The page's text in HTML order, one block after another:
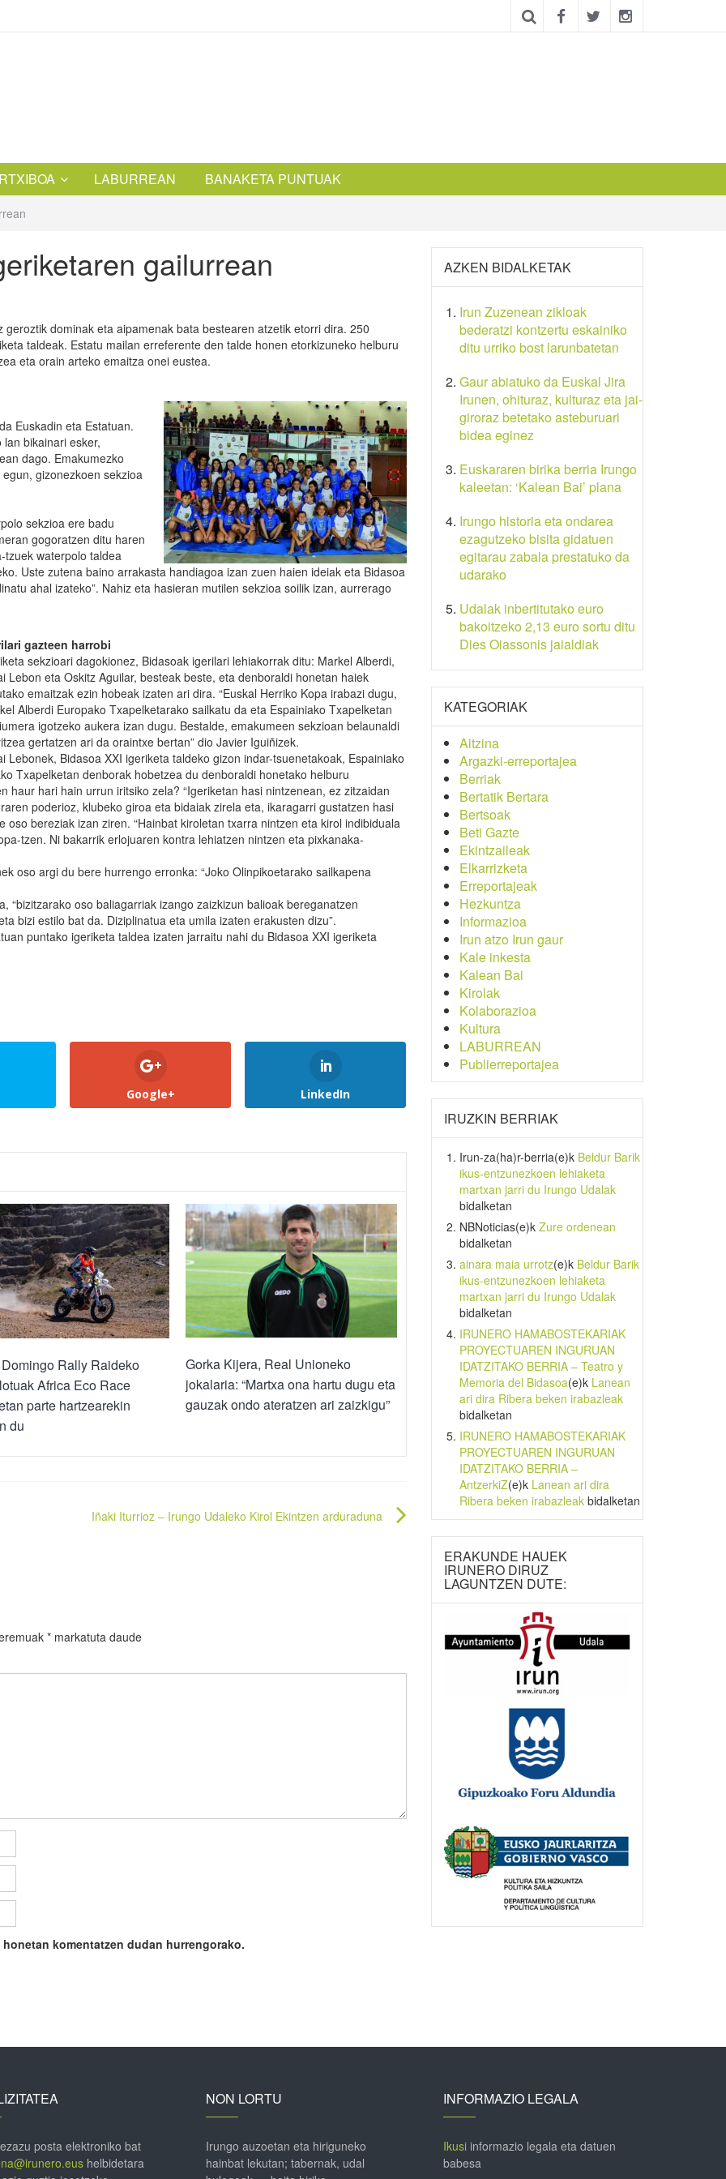
LABURREAN BANAKETA PUNTUAK
gailurrean
dominak eta aipamenak bata bestearen atzetik etorri dira. 250
taldeak. Estatu mailan erreferente den talde honen etorkizuneko helburu
eta orain arteko emaitza onei eustea.
Euskadin eta Estatuan.
bikainari esker,
dago. Emakumezko
gizonezkoen sekzioa
sekzioa ere badu
gogoratzen ditu haren
tzuek waterpolo taldea
Uste zutena baino arrakasta handiagoa izan zuen haien ideiak eta Bidasoa
ahal izateko”. Nahiz eta hasieran mutilen sekzioa soilik izan, aurrerago
gazteen harrobi
sekzioari dagokionez, Bidasoak igerilari lehiakorrak ditu: Markel Alberdi,
Lebon eta Oskitz Aguilar, besteak beste, eta denboraldi honetan haiek
emaitzak ezin hobeak izaten ari dira. “Euskal Herriko Kopa irabazi dugu,
Alberdi Europako Txapelketarako sailkatu da eta Espainiako Txapelketan
igotzeko aukera izan dugu. Bestalde, emakumeen sekzioan belaunaldi
gertatzen ari da oraintxe bertan” dio Javier Iguiñizek.
Lebonek, Bidasoa XXI igeriketa taldeko gizon indar-tsuenetakoak, Espainiako
Txapelketan denborak hobetzea du denboraldi honetako helburu
haur hari hain urrun iritsiko zela? “Igeriketan hasi nintzenean, ez zitzaidan
poderioz, klubeko giroa eta bidaiak zirela eta, ikaragarri gustatzen hasi
bereziak izan ziren. “Hainbat kiroletan txarra nintzen eta kirol indibiduala
tzen. Ni bakarrik erlojuaren kontra lehiatzen nintzen eta pixkanaka-
oso argi du bere hurrengo erronka: “Joko Olinpikoetarako sailkapena
“bizitzarako oso baliagarriak izango zaizkizun balioak bereganatzen
bizi estilo bat da. Diziplinatua eta umila izaten erakusten dizu”.
puntako igeriketa taldea izaten jarraitu nahi du Bidasoa XXI igeriketa
Google+ LinkedIn
Rally Raideko
Africa Eco Race
parte hartzearekin
du
Gorka Kijera, Real Unioneko
jokalaria: “Martxa ona hartu dugu eta
gauzak ondo ateratzen ari zaizkigu”
Iñaki Iturrioz – Irungo Udaleko Kirol Ekintzen arduraduna
* markatuta daude
komentatzen dudan hurrengorako.
AZKEN BIDALKETAK
Irun Zuzenean zikloak
bederatzi kontzertu eskainiko
ditu urriko bost larunbatetan
Gaur abiatuko da Euskal Jira
Irunen, ohituraz, kulturaz eta jai-
giroraz betetako asteburuari
bidea eginez
Euskararen birika berria Irungo
kaleetan: ‘Kalean Bai’ plana
Irungo historia eta ondarea
ezagutzeko bisita gidatuen
egitarau zabala prestatuko da
udarako
Udalak inbertitutako euro
bakoitzeko 2,13 euro sortu ditu
Dies Oiassonis jaialdiak
KATEGORIAK
Aitzina
Argazki-erreportajea
Berriak
Bertatik Bertara
Bertsoak
Beti Gazte
Ekintzaileak
Elkarrizketa
Erreportajeak
Hezkuntza
Informazioa
Irun atzo Irun gaur
Kale inkesta
Kalean Bai
Kirolak
Kolaborazioa
Kultura
LABURREAN
Publierreportajea
IRUZKIN BERRIAK
Irun-za(ha)r-berria(e)k Beldur Barik
ikus-entzunezkoen lehiaketa
martxan jarri du Irungo Udalak
bidalketan
NBNoticias(e)k Zure ordenean
bidalketan
ainara maia urrotz(e)k Beldur Barik
ikus-entzunezkoen lehiaketa
martxan jarri du Irungo Udalak
bidalketan
IRUNERO HAMABOSTEKARIAK
PROYECTUAREN INGURUAN
IDATZITAKO BERRIA – Teatro y
Memoria del Bidasoa(e)k Lanean
ari dira Ribera beken irabazleak
bidalketan
IRUNERO HAMABOSTEKARIAK
PROYECTUAREN INGURUAN
IDATZITAKO BERRIA –
AntzerkiZ(e)k Lanean ari dira
Ribera beken irabazleakbidalketan
ERAKUNDE HAUEK
IRUNERO DIRUZ
LAGUNTZEN DUTE:
posta elektroniko bat
helbidetara
NON LORTU
Irungo auzoetan eta hiriguneko
hainbat lekutan; tabernak, udal
INFORMAZIO LEGALA
Ikusiinformazio legala eta datuen
babesa